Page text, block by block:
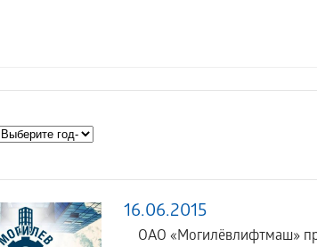
16.06.2015
ОАО «Могилёвлифтмаш»